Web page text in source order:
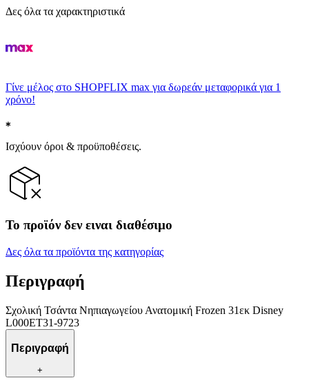
Δες όλα τα χαρακτηριστικά
Γίνε μέλος στο SHOPFLIX max για δωρεάν μεταφορικά για 1
χρόνο!
Ισχύουν όροι & προϋποθέσεις.
Το προϊόν δεν ειναι διαθέσιμο
Δες όλα τα προϊόντα της κατηγορίας
Περιγραφή
Σχολική Τσάντα Νηπιαγωγείου Ανατομική Frozen 31εκ Disney
L000ET31-9723
Περιγραφή
+